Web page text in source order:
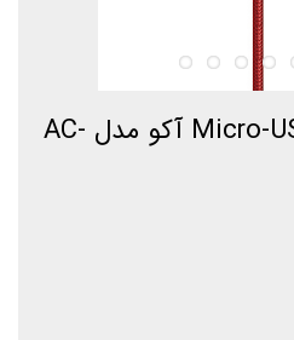
کابل تبدیل USB به Micro-USB آکو مدل AC-